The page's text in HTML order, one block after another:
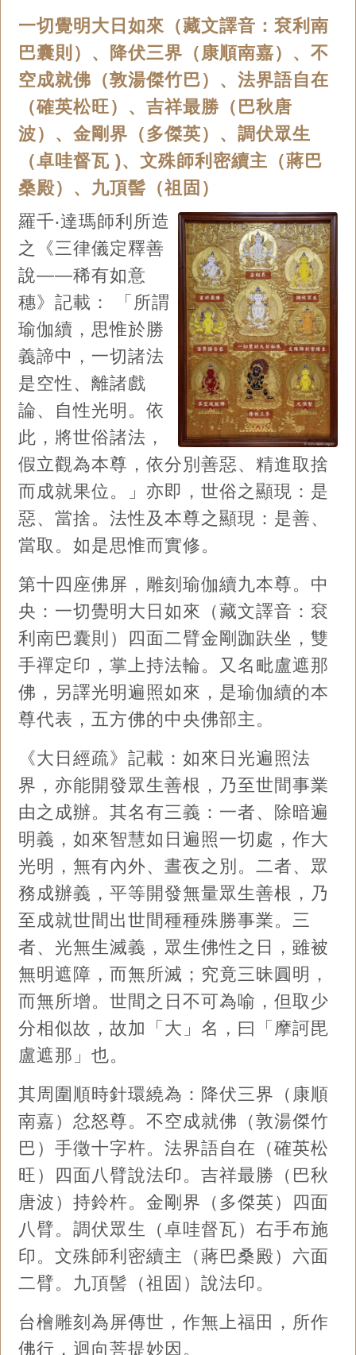
一切覺明大日如來（藏文譯音：袞利南
巴囊則）、降伏三界（康順南嘉）、不
空成就佛（敦湯傑竹巴）、法界語自在
（確英松旺）、吉祥最勝（巴秋唐
波）、金剛界（多傑英）、調伏眾生
（卓哇督瓦 )、文殊師利密續主（蔣巴
桑殿）、九頂髻（祖固）
羅千‧達瑪師利所造
之《三律儀定釋善
說——稀有如意
穗》記載： 「所謂
瑜伽續，思惟於勝
義諦中，一切諸法
是空性、離諸戲
論、自性光明。依
此，將世俗諸法，
假立觀為本尊，依分別善惡、精進取捨
而成就果位。」亦即，世俗之顯現：是
惡、當捨。法性及本尊之顯現：是善、
當取。如是思惟而實修。
第十四座佛屏，雕刻瑜伽續九本尊。中
央：一切覺明大日如來（藏文譯音：袞
利南巴囊則）四面二臂金剛跏趺坐，雙
手禪定印，掌上持法輪。又名毗盧遮那
佛，另譯光明遍照如來，是瑜伽續的本
尊代表，五方佛的中央佛部主。
《大日經疏》記載：如來日光遍照法
界，亦能開發眾生善根，乃至世間事業
由之成辦。其名有三義：一者、除暗遍
明義，如來智慧如日遍照一切處，作大
光明，無有內外、晝夜之別。二者、眾
務成辦義，平等開發無量眾生善根，乃
至成就世間出世間種種殊勝事業。三
者、光無生滅義，眾生佛性之日，雖被
無明遮障，而無所滅；究竟三昧圓明，
而無所增。世間之日不可為喻，但取少
分相似故，故加「大」名，曰「摩訶毘
盧遮那」也。
其周圍順時針環繞為：降伏三界（康順
南嘉）忿怒尊。不空成就佛（敦湯傑竹
巴）手徵十字杵。法界語自在（確英松
旺）四面八臂說法印。吉祥最勝（巴秋
唐波）持鈴杵。金剛界（多傑英）四面
八臂。調伏眾生（卓哇督瓦）右手布施
印。文殊師利密續主（蔣巴桑殿）六面
二臂。九頂髻（祖固）說法印。
台檜雕刻為屏傳世，作無上福田，所作
佛行，迴向菩提妙因。